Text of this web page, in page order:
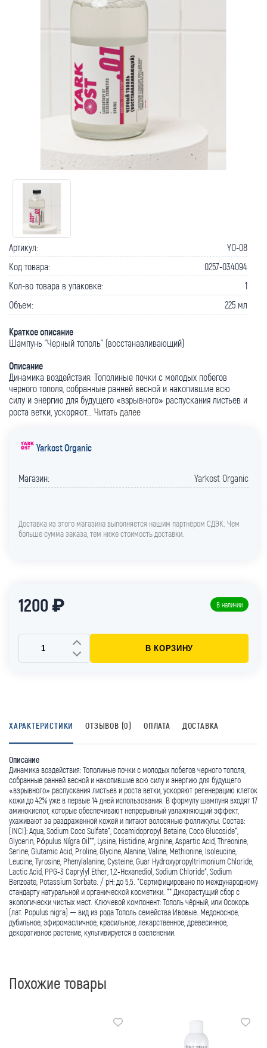
Артикул:
YO-08
Код товара:
0257-034094
Кол-во товара в упаковке:
1
Объем:
225 мл
Краткое описание
Шампунь "Черный тополь" (восстанавливающий)
Описание
Динамика воздействия: Тополиные почки с молодых побегов
черного тополя, собранные ранней весной и накопившие всю
силу и энергию для будущего «взрывного» распускания листьев и
роста ветки, ускоряют... Читать далее
Yarkost Organic
Магазин: Yarkost Organic
Доставка из этого магазина выполняется нашим партнёром СДЭК. Чем
больше сумма заказа, тем ниже стоимость доставки.
1200 ₽ В наличии
В КОРЗИНУ
ХАРАКТЕРИСТИКИ ОТЗЫВОВ (0) ОПЛАТА ДОСТАВКА
Описание
Динамика воздействия: Тополиные почки с молодых побегов черного тополя,
собранные ранней весной и накопившие всю силу и энергию для будущего
«взрывного» распускания листьев и роста ветки, ускоряют регенерацию клеток
кожи до 42% уже в первые 14 дней использования. В формулу шампуня входят 17
аминокислот, которые обеспечивают непрерывный увлажняющий эффект,
ухаживают за раздраженной кожей и питают волосяные фолликулы. Состав:
(INCI): Aqua, Sodium Coco Sulfate*, Cocamidopropyl Betaine, Coco Glucoside*,
Glycerin, Pópulus Nígra Oil**, Lysine, Histidine, Arginine, Aspartic Acid, Threonine,
Serine, Glutamic Acid, Proline, Glycine, Alanine, Valine, Methionine, Isoleucine,
Leucine, Tyrosine, Phenylalanine, Cysteine, Guar Hydroxypropyltrimonium Chloride,
Lactic Acid, PPG-3 Caprylyl Ether, 1,2-Hexanediol, Sodium Chloride*, Sodium
Benzoate, Potassium Sorbate. / pH: до 5,5. *Сертифицировано по международному
стандарту натуральной и органической косметики. ** Дикорастущий сбор с
экологически чистых мест. Ключевой компонент: Тополь чёрный, или Осокорь
(лат. Populus nigra) — вид из рода Тополь семейства Ивовые. Медоносное,
дубильное, эфиромасличное, красильное, лекарственное, древесинное,
декоративное растение, культивируется в озеленении.
Похожие товары